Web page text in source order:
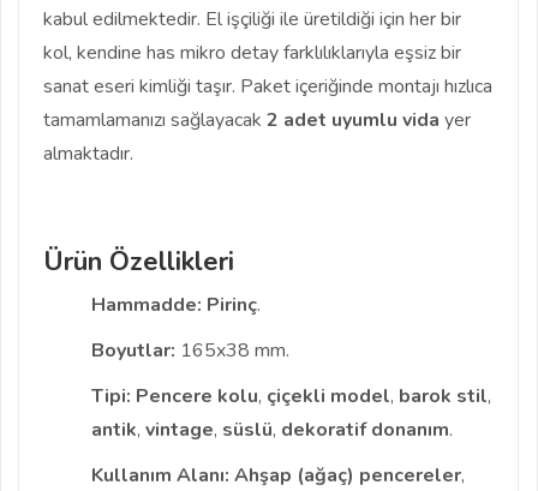
kabul edilmektedir. El işçiliği ile üretildiği için her bir
kol, kendine has mikro detay farklılıklarıyla eşsiz bir
sanat eseri kimliği taşır. Paket içeriğinde montajı hızlıca
tamamlamanızı sağlayacak 2 adet uyumlu vida yer
almaktadır.
Ürün Özellikleri
Hammadde: Pirinç.
Boyutlar: 165x38 mm.
Tipi: Pencere kolu, çiçekli model, barok stil,
antik, vintage, süslü, dekoratif donanım.
Kullanım Alanı: Ahşap (ağaç) pencereler,